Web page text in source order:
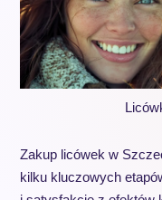
Zakup licówek w
kilku kluczowych